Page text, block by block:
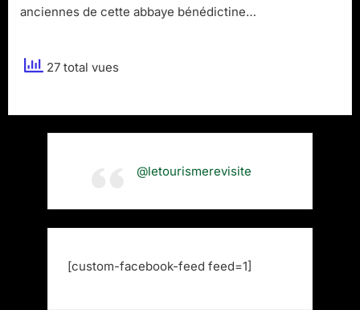
anciennes de cette abbaye bénédictine…
27 total vues
@letourismerevisite
[custom-facebook-feed feed=1]